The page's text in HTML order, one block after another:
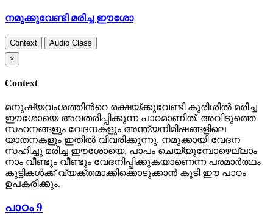
നമുക്കുവേണ്ടി മരിച്ച ഈശോ
Context
Audio Class
×
Context
മനുഷ്യവംശത്തിന്‍റെ രക്ഷയ്ക്കുവേണ്ടി കുരിശില്‍ മരിച്ച
ഈശോയെ അവതരിപ്പിക്കുന്ന പാഠമാണിത്. അവിടുത്തെ
സഹനങ്ങളും വേദനകളും അന്ത്യനിമിഷങ്ങളിലെ
യാതനകളും ഇതില്‍ വിവരിക്കുന്നു. നമുക്കായി വേദന
സഹിച്ചു മരിച്ച ഈശോയെ, പാപം ചെയ്യുമ്പോഴെല്ലാം
നാം വീണ്ടും വീണ്ടും വേദനിപ്പിക്കുകയാണെന്ന പരമാര്‍ത്ഥം
കുട്ടികള്‍ക്ക് വ്യക്തമാക്കിക്കൊടുക്കാന്‍ കൂടി ഈ പാഠം
ഉപകരിക്കും.
പാഠം 9